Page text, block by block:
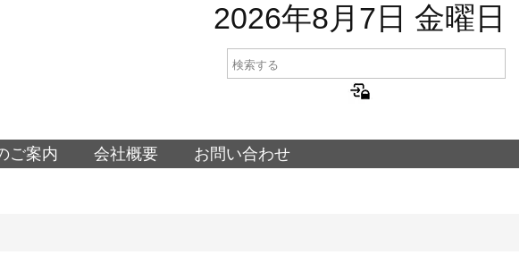
2026年8月7日 金曜日
ご案内 会社概要 お問い合わせ